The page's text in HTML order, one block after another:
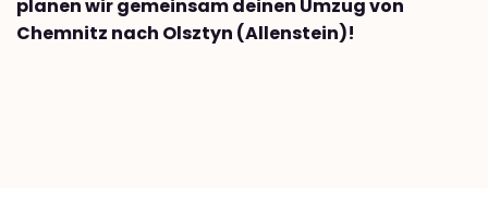
planen wir gemeinsam deinen Umzug von
Chemnitz nach Olsztyn (Allenstein)!